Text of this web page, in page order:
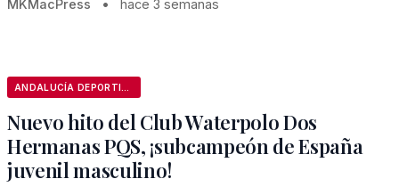
MKMacPress • hace 3 semanas
Nuevo hito del Club Waterpolo Dos
Hermanas PQS, ¡subcampeón de España
juvenil masculino!